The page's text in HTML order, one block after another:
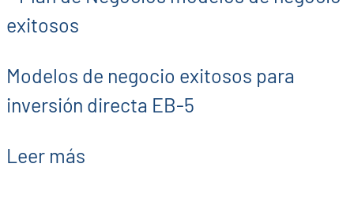
Modelos de negocio exitosos para
inversión directa EB-5
Leer más